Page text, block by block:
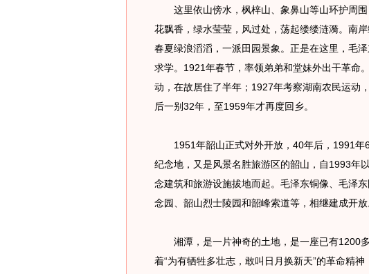
这里依山傍水，枫梓山、象鼻山等山环护周围
花飘香，绿水莹莹，风过处，荡起缕缕涟漪。南
春夏绿浪滔滔，一派田园景象。正是在这里，毛
求学。1921年春节，率领弟弟和堂妹外出干革命
动，在故居住了半年；1927年考察湖南农民运动
后一别32年，至1959年才再度回乡。
1951年韶山正式对外开放，40年后，1991年
纪念地，又是风景名胜旅游区的韶山，自1993年
念建筑和旅游设施拔地而起。毛泽东铜像、毛泽
念园、韶山烈士陵园和韶峰索道等，相继建成开放
湘潭，是一片神奇的土地，是一座已有1200
着“为有牺牲多壮志，敢叫日月换新天”的革命精